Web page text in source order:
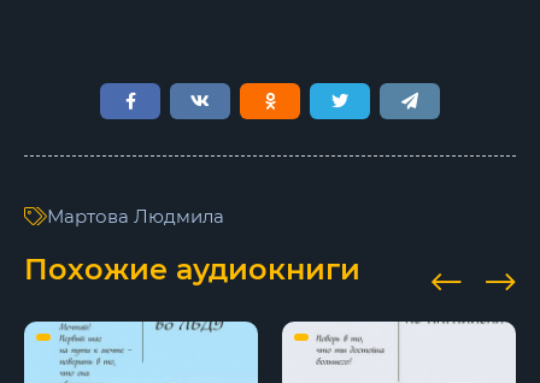
Мартова Людмила
Похожие аудиокниги